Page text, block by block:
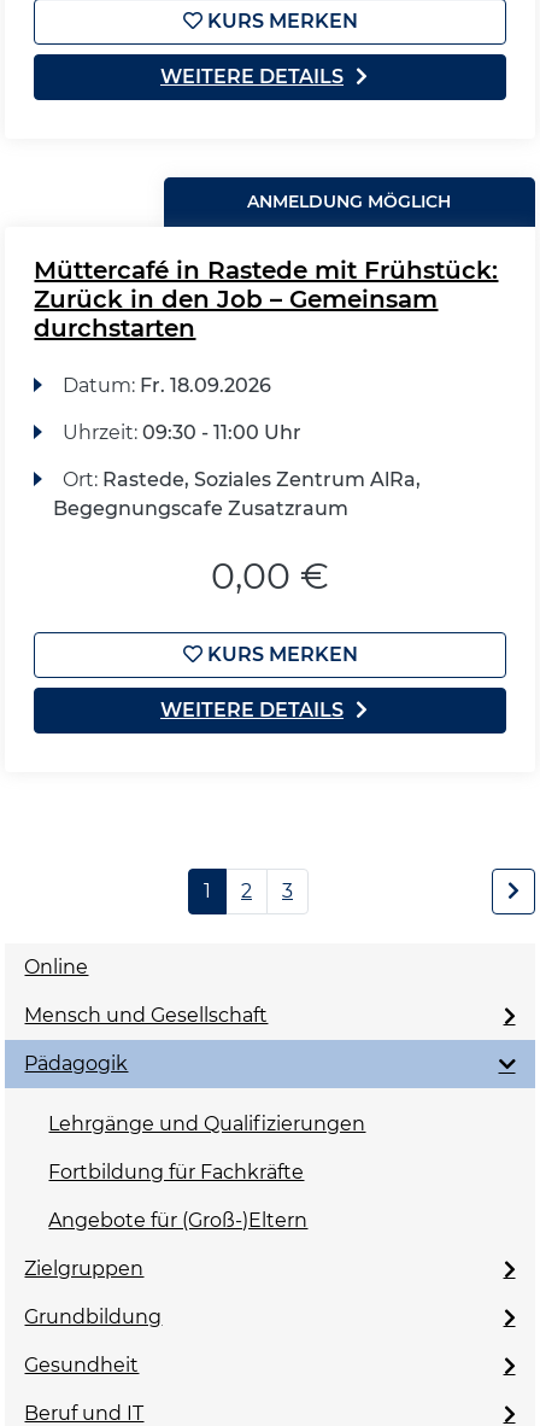
KURS MERKEN
WEITERE DETAILS
ANMELDUNG MÖGLICH
Müttercafé in Rastede mit Frühstück:
Zurück in den Job – Gemeinsam
durchstarten
Datum: Fr. 18.09.2026
Uhrzeit: 09:30 - 11:00 Uhr
Ort: Rastede, Soziales Zentrum AlRa,
Begegnungscafe Zusatzraum
0,00 €
KURS MERKEN
WEITERE DETAILS
1 2 3
Online
Mensch und Gesellschaft
Pädagogik
Lehrgänge und Qualifizierungen
Fortbildung für Fachkräfte
Angebote für (Groß-)Eltern
Zielgruppen
Grundbildung
Gesundheit
Beruf und IT